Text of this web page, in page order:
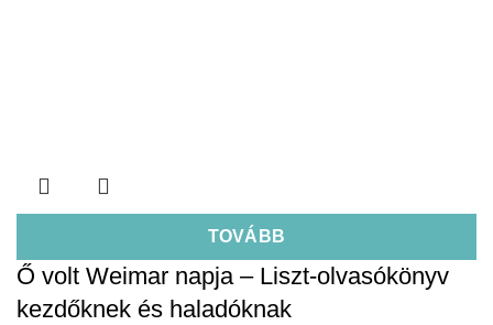
TOVÁBB
Ő volt Weimar napja – Liszt-olvasókönyv
kezdőknek és haladóknak